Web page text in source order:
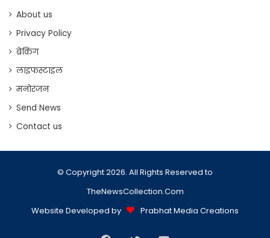
About us
Privacy Policy
ब्रेकिंग
लाइफस्टाइल
मनोरंजन
Send News
Contact us
© Copyright 2026. All Rights Reserved to
TheNewsCollection.Com
Website Developed by
Prabhat Media Creations